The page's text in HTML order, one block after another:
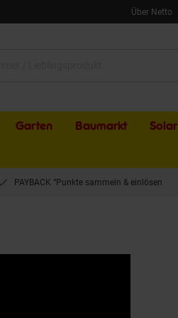
Über Netto
Garten Baumarkt Solar
PAYBACK °Punkte sammeln & einlösen